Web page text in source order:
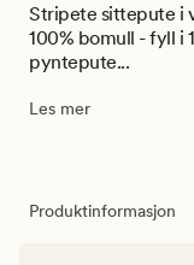
Stripete sittepute i
100% bomull - fyll i
pyntepute...
Les mer
Produktinformasjon